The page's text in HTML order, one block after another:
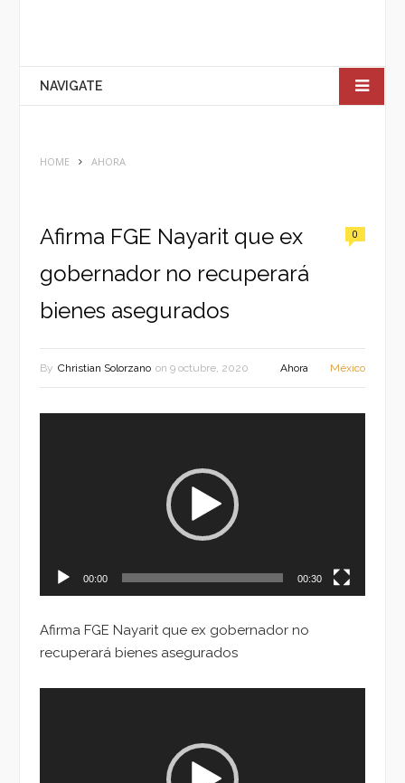
NAVIGATE
HOME AHORA
Afirma FGE Nayarit que ex
gobernador no recuperará
bienes asegurados
0
By Christian Solorzano on 9 octubre, 2020 Ahora México
00:00 00:30
Afirma FGE Nayarit que ex gobernador no
recuperará bienes asegurados